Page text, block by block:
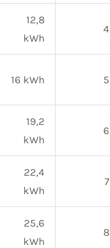
12,8
kWh
4
16 kWh 5
19,2
kWh
6
22,4
kWh
7
25,6
kWh
8